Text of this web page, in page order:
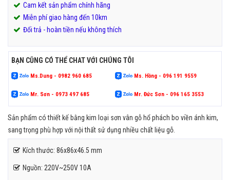
Cam kết sản phẩm chính hãng
Miễn phí giao hàng đến 10km
Đổi trả - hoàn tiền nếu không thích
BẠN CŨNG CÓ THỂ CHAT VỚI CHÚNG TÔI
Ms.Dung - 0982 960 685 Ms. Hồng - 096 191 9559
Mr. Sơn - 0973 497 685 Mr. Đức Sơn - 096 165 3553
Sản phẩm có thiết kế bằng kim loại sơn vân gỗ hổ phách bo viền ánh kim,
sang trọng phù hợp với nội thất sử dụng nhiều chất liệu gỗ.
Kích thước: 86x86x46.5 mm
Nguồn: 220V~250V 10A